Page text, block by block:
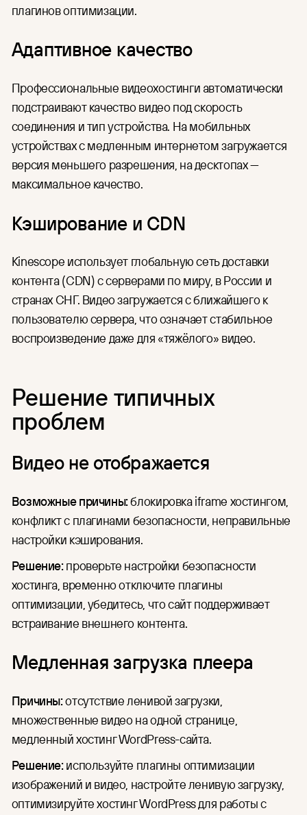
плагинов оптимизации.
Адаптивное качество
Профессиональные видеохостинги автоматически
подстраивают качество видео под скорость
соединения и тип устройства. На мобильных
устройствах с медленным интернетом загружается
версия меньшего разрешения, на десктопах —
максимальное качество.
Кэширование и CDN
Kinescope использует глобальную сеть доставки
контента (CDN) с серверами по миру, в России и
странах СНГ. Видео загружается с ближайшего к
пользователю сервера, что означает стабильное
воспроизведение даже для «тяжёлого» видео.
Решение типичных
проблем
Видео не отображается
Возможные причины:блокировка iframe хостингом,
конфликт с плагинами безопасности, неправильные
настройки кэширования.
Решение:проверьте настройки безопасности
хостинга, временно отключите плагины
оптимизации, убедитесь, что сайт поддерживает
встраивание внешнего контента.
Медленная загрузка плеера
Причины:отсутствие ленивой загрузки,
множественные видео на одной странице,
медленный хостинг WordPress-сайта.
Решение:используйте плагины оптимизации
изображений и видео, настройте ленивую загрузку,
оптимизируйте хостинг WordPress для работы с